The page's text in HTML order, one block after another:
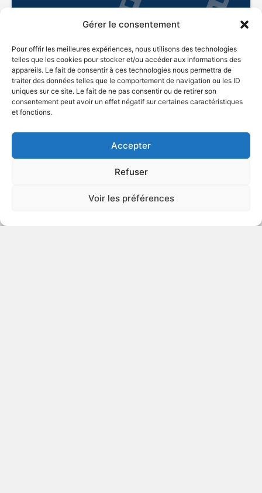
Gérer le consentement
Pour offrir les meilleures expériences, nous utilisons des technologies
telles que les cookies pour stocker et/ou accéder aux informations des
appareils. Le fait de consentir à ces technologies nous permettra de
traiter des données telles que le comportement de navigation ou les ID
uniques sur ce site. Le fait de ne pas consentir ou de retirer son
consentement peut avoir un effet négatif sur certaines caractéristiques
et fonctions.
Accepter
Refuser
Voir les préférences
ÉROTISME
2025 Comédie sentimentale
Maya & Samar